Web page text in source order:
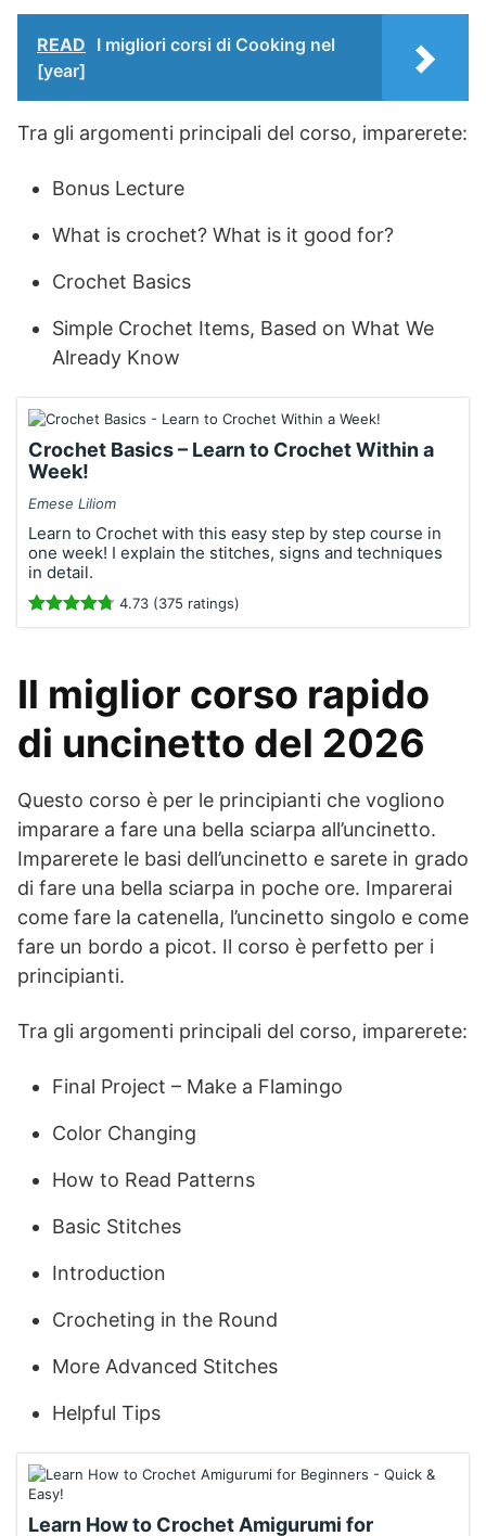
READ I migliori corsi di Cooking nel
[year]
Tra gli argomenti principali del corso, imparerete:
Bonus Lecture
What is crochet? What is it good for?
Crochet Basics
Simple Crochet Items, Based on What We
Already Know
Crochet Basics – Learn to Crochet Within a
Week!
Emese Liliom
Learn to Crochet with this easy step by step course in
one week! I explain the stitches, signs and techniques
in detail.
4.73 (375 ratings)
Il miglior corso rapido
di uncinetto del 2026
Questo corso è per le principianti che vogliono
imparare a fare una bella sciarpa all’uncinetto.
Imparerete le basi dell’uncinetto e sarete in grado
di fare una bella sciarpa in poche ore. Imparerai
come fare la catenella, l’uncinetto singolo e come
fare un bordo a picot. Il corso è perfetto per i
principianti.
Tra gli argomenti principali del corso, imparerete:
Final Project – Make a Flamingo
Color Changing
How to Read Patterns
Basic Stitches
Introduction
Crocheting in the Round
More Advanced Stitches
Helpful Tips
Learn How to Crochet Amigurumi for